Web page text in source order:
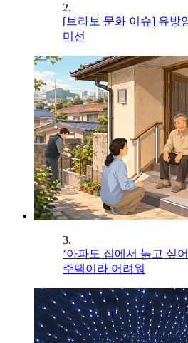
2.
[브라보 문화 이슈] 유방
미선
3.
‘아파도 집에서 늙고 싶
주택이라 어려워